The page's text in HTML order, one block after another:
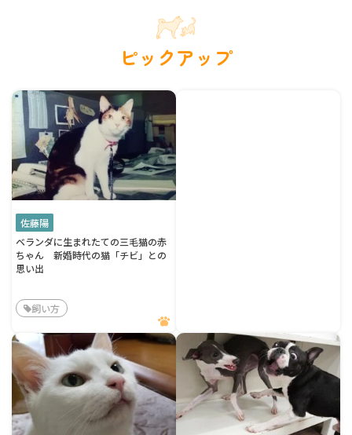
ピックアップ
佐藤陽
ベランダに生まれたての三毛猫の赤
ちゃん 新婚時代の猫「チビ」との
思い出
飼い方